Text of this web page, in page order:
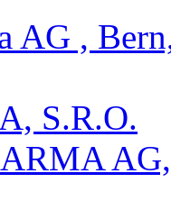
AG ,
S.R.O.